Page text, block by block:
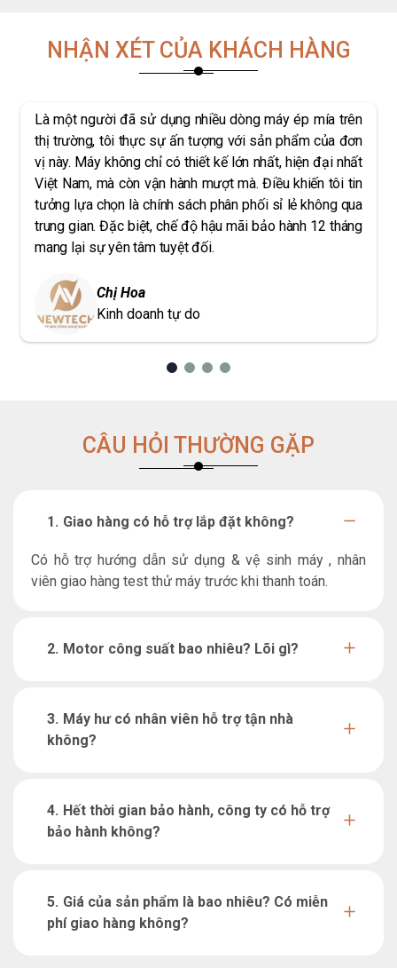
NHẬN XÉT CỦA KHÁCH HÀNG
Là một người đã sử dụng nhiều dòng máy ép mía trên
thị trường, tôi thực sự ấn tượng với sản phẩm của đơn
vị này. Máy không chỉ có thiết kế lớn nhất, hiện đại nhất
Việt Nam, mà còn vận hành mượt mà. Điều khiến tôi tin
tưởng lựa chọn là chính sách phân phối sỉ lẻ không qua
trung gian. Đặc biệt, chế độ hậu mãi bảo hành 12 tháng
mang lại sự yên tâm tuyệt đối.
Chị Hoa
Kinh doanh tự do
CÂU HỎI THƯỜNG GẶP
Giao hàng có hỗ trợ lắp đặt không?
Có hỗ trợ hướng dẫn sử dụng & vệ sinh máy , nhân
viên giao hàng test thử máy trước khi thanh toán.
Motor công suất bao nhiêu? Lõi gì?
Máy hư có nhân viên hỗ trợ tận nhà
không?
Hết thời gian bảo hành, công ty có hỗ trợ
bảo hành không?
Giá của sản phẩm là bao nhiêu? Có miễn
phí giao hàng không?